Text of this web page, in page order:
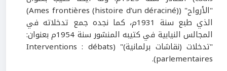
"الأرواح" (Ames frontières (histoire d’un déraciné))
الذي طبع سنة 1931م، كما نجده جمع تدخلاته في
المجالس النيابية في كتيبه المنشور سنة 1954م بعنوان:
"تدخلات (نقاشات برلمانية)" (Interventions : débats
parlementaires).